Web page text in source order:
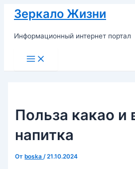
Перейти
содержимому
Зеркало Жизни
Информационный интернет портал
Main
Menu
Польза какао и
напитка
От boska/21.10.2024